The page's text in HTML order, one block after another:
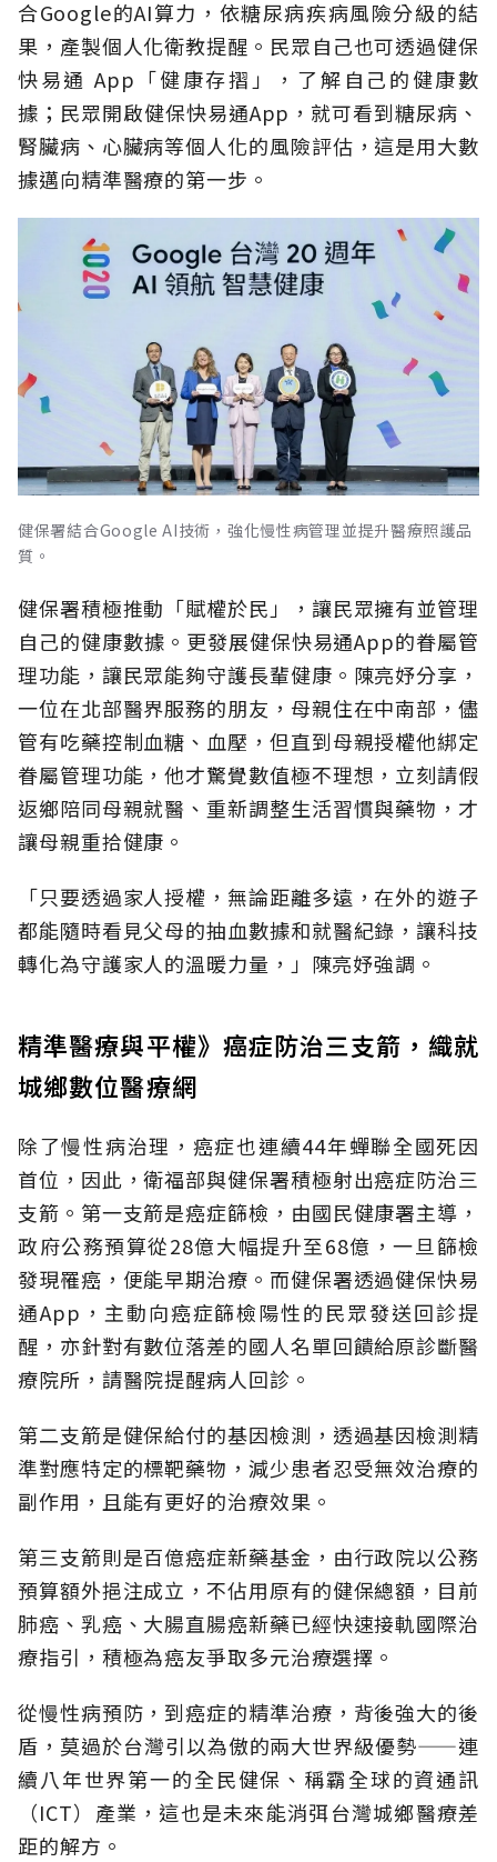
合Google的AI算力，依糖尿病疾病風險分級的結
果，產製個人化衛教提醒。民眾自己也可透過健保
快易通 App「健康存摺」，了解自己的健康數
據；民眾開啟健保快易通App，就可看到糖尿病、
腎臟病、心臟病等個人化的風險評估，這是用大數
據邁向精準醫療的第一步。
健保署結合Google AI技術，強化慢性病管理並提升醫療照護品
質。
健保署積極推動「賦權於民」，讓民眾擁有並管理
自己的健康數據。更發展健保快易通App的眷屬管
理功能，讓民眾能夠守護長輩健康。陳亮妤分享，
一位在北部醫界服務的朋友，母親住在中南部，儘
管有吃藥控制血糖、血壓，但直到母親授權他綁定
眷屬管理功能，他才驚覺數值極不理想，立刻請假
返鄉陪同母親就醫、重新調整生活習慣與藥物，才
讓母親重拾健康。
「只要透過家人授權，無論距離多遠，在外的遊子
都能隨時看見父母的抽血數據和就醫紀錄，讓科技
轉化為守護家人的溫暖力量，」陳亮妤強調。
精準醫療與平權》癌症防治三支箭，織就
城鄉數位醫療網
除了慢性病治理，癌症也連續44年蟬聯全國死因
首位，因此，衛福部與健保署積極射出癌症防治三
支箭。第一支箭是癌症篩檢，由國民健康署主導，
政府公務預算從28億大幅提升至68億，一旦篩檢
發現罹癌，便能早期治療。而健保署透過健保快易
通App，主動向癌症篩檢陽性的民眾發送回診提
醒，亦針對有數位落差的國人名單回饋給原診斷醫
療院所，請醫院提醒病人回診。
第二支箭是健保給付的基因檢測，透過基因檢測精
準對應特定的標靶藥物，減少患者忍受無效治療的
副作用，且能有更好的治療效果。
第三支箭則是百億癌症新藥基金，由行政院以公務
預算額外挹注成立，不佔用原有的健保總額，目前
肺癌、乳癌、大腸直腸癌新藥已經快速接軌國際治
療指引，積極為癌友爭取多元治療選擇。
從慢性病預防，到癌症的精準治療，背後強大的後
盾，莫過於台灣引以為傲的兩大世界級優勢——連
續八年世界第一的全民健保、稱霸全球的資通訊
（ICT）產業，這也是未來能消弭台灣城鄉醫療差
距的解方。